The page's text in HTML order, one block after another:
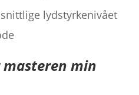
lydstyrkenivået
min